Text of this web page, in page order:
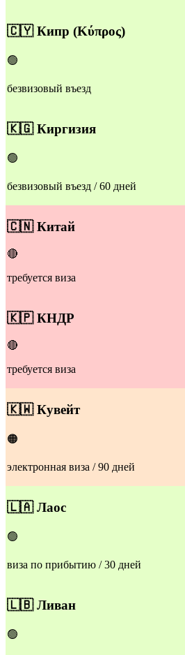
🇨🇾Кипр (Κύπρος)
🟢
безвизовый въезд
​🇰🇬Киргизия
🟢
безвизовый въезд / 60 дней
​🇨🇳Китай
🔴
требуется виза
​🇰🇵КНДР
🔴
требуется виза
​🇰🇼Кувейт
🟠
электронная виза / 90 дней
​​🇱🇦Лаос
🟢
виза по прибытию / 30 дней
​​🇱🇧Ливан
🟢